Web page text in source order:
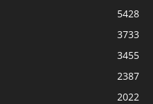
5428
3733
3455
2387
2022